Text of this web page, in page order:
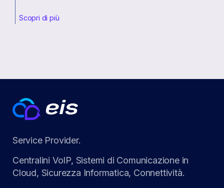
Scopri di più
Service Provider.
Centralini VoIP, Sistemi di Comunicazione in
Cloud, Sicurezza Informatica, Connettività.